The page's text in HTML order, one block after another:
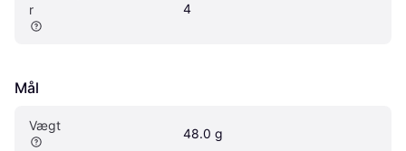
r
4
Mål
Vægt
48.0 g